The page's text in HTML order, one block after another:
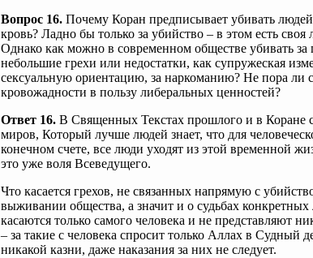
Вопрос 16. Почему Коран предписывает убивать
кровь? Ладно бы только за убийство – в этом есть
Однако как можно в современном обществе убивать за
небольшие грехи или недостатки, как супружеская
сексуальную ориентацию, за наркоманию? Не пора ли
кровожадности в пользу либеральных ценностей?
Ответ 16. В Священных Текстах прошлого и в Коране
миров, Который лучше людей знает, что для
конечном счете, все люди уходят из этой временной
это уже воля Всеведущего.
Что касается грехов, не связанных напрямую с
выживании общества, а значит и о судьбах
касаются только самого человека и не представляют
– за такие с человека спросит только Аллах в Судный
никакой казни, даже наказания за них не следует.